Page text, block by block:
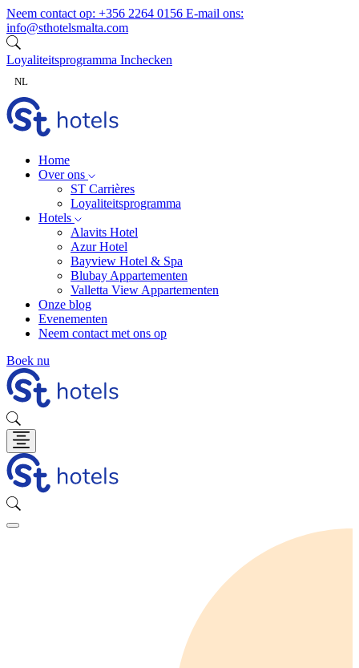
Ga naar inhoud
Neem contact op: +356 2264 0156 E-mail ons:
info@sthotelsmalta.com
Loyaliteitsprogramma Inchecken
NL
Home
Over ons
ST Carrières
Loyaliteitsprogramma
Hotels
Alavits Hotel
Azur Hotel
Bayview Hotel & Spa
Blubay Appartementen
Valletta View Appartementen
Onze blog
Evenementen
Neem contact met ons op
Boek nu